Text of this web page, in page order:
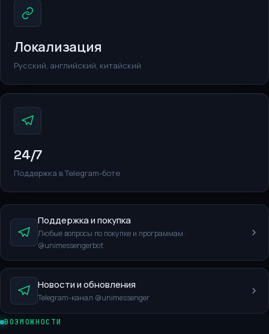
Локализация
Русский, английский, китайский
24/7
Поддержка в Telegram-боте
Поддержка и покупка
Любые вопросы по покупке и программам ·
@unimessengerbot
Новости и обновления
Telegram-канал @unimessenger
ВОЗМОЖНОСТИ